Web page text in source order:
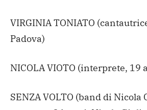
VIRGINIA TONIATO
Padova)
NICOLA VIOTO (interprete, 19
SENZA VOLTO (band di Nicola